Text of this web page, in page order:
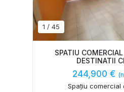
1 / 45
SPATIU
DESTINATII
244,900 €
Spațiu comercial